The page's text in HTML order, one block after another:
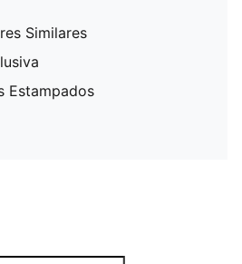
Similares
Estampados